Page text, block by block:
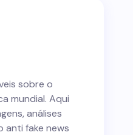
sobre o
mundial. Aqui
análises
anti fake news